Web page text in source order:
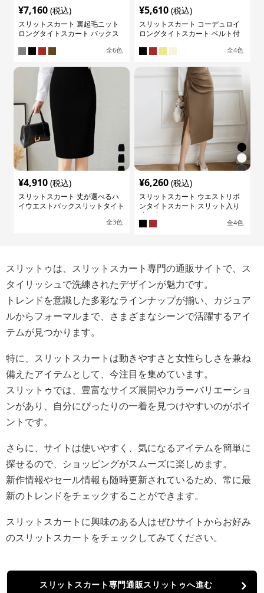
¥7,160 (税込)
スリットスカート 裏起毛ニット
ロングタイトスカート バックス
リット入り
全6色
¥5,610 (税込)
スリットスカート コーデュロイ
ロングタイトスカート ベルト付
全4色
¥4,910 (税込)
スリットスカート 丈が選べるハ
イウエストバックスリットタイト
全3色
¥6,260 (税込)
スリットスカート ウエストリボ
ンタイトスカート スリット入り
膝下丈
全4色
スリットゥは、スリットスカート専門の通販サイトで、ス
タイリッシュで洗練されたデザインが魅力です。
トレンドを意識した多彩なラインナップが揃い、カジュア
ルからフォーマルまで、さまざまなシーンで活躍するアイ
テムが見つかります。
特に、スリットスカートは動きやすさと女性らしさを兼ね
備えたアイテムとして、今注目を集めています。
スリットゥでは、豊富なサイズ展開やカラーバリエーショ
ンがあり、自分にぴったりの一着を見つけやすいのがポイ
ントです。
さらに、サイトは使いやすく、気になるアイテムを簡単に
探せるので、ショッピングがスムーズに楽しめます。
新作情報やセール情報も随時更新されているため、常に最
新のトレンドをチェックすることができます。
スリットスカートに興味のある人はぜひサイトからお好み
のスリットスカートをチェックしてみてください。
スリットスカート専門通販スリットゥへ進む